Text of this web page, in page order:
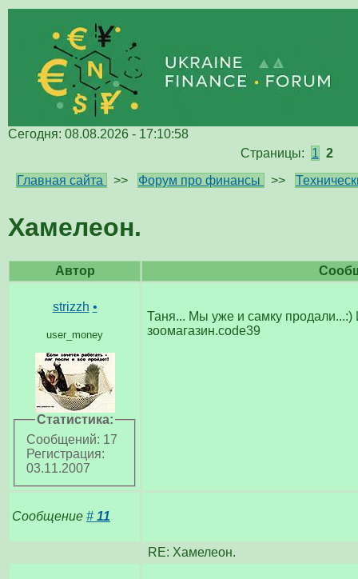
Сегодня: 08.08.2026 - 17:10:58
Страницы:
1 2
Главная сайта
>> Форум про финансы >>
Хамелеон.
Автор
strizzh •
user_money
Статистика:
Сообщений: 17
Регистрация:
03.11.2007
Таня... Мы уже и самку
зоомагазин.code39
Сообщение # 11
RE: Хамелеон.